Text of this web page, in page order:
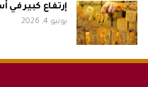
إرتفاع كبير في
يونيو 4, 2026